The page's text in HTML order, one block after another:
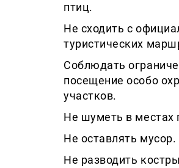
птиц.
Не сходить с
туристических
Соблюдать
посещение особо
участков.
Не шуметь в местах
Не оставлять мусор.
Не разводить